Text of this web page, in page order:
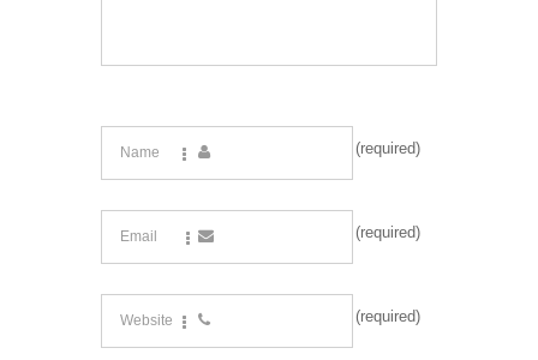
(required)
(required)
(required)